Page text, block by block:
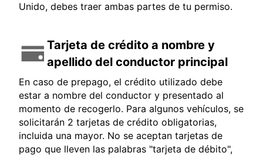
Unido, debes traer ambas partes de tu permiso.
Tarjeta de crédito a nombre y
apellido del conductor principal
En caso de prepago, el crédito utilizado debe
estar a nombre del conductor y presentado al
momento de recogerlo. Para algunos vehículos, se
solicitarán 2 tarjetas de crédito obligatorias,
incluida una mayor. No se aceptan tarjetas de
pago que lleven las palabras "tarjeta de débito",